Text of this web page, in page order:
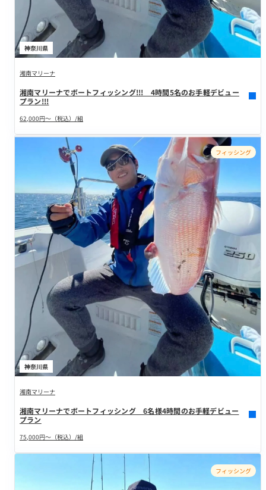
神奈川県
湘南マリーナ
湘南マリーナでボートフィッシング!!! 4時間5名のお手軽デビュー
プラン!!!
62,000円～（税込）/組
フィッシング
神奈川県
湘南マリーナ
湘南マリーナでボートフィッシング 6名様4時間のお手軽デビュー
プラン
75,000円～（税込）/組
フィッシング